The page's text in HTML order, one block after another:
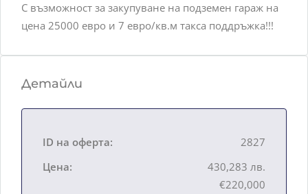
С възможност за закупуване на подземен гараж на
цена 25000 евро и 7 евро/кв.м такса поддръжка!!!
Детайли
ID на оферта:
2827
Цена:
430,283 лв.
€220,000